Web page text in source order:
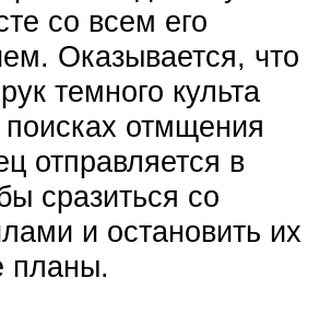
со всем его
Оказывается, что
темного культа
отмщения
отправляется в
сразиться со
и остановить их
планы.